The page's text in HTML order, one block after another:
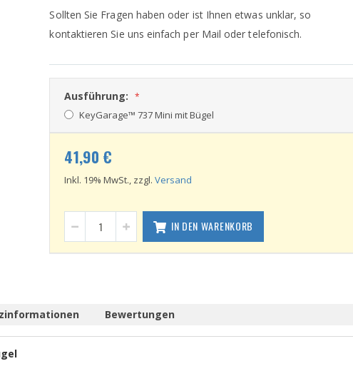
Sollten Sie Fragen haben oder ist Ihnen etwas unklar, so
kontaktieren Sie uns einfach per Mail oder telefonisch.
Ausführung:
KeyGarage™ 737 Mini mit Bügel
41,90 €
Inkl. 19% MwSt., zzgl.Versand
IN DEN WARENKORB
Bewertungen